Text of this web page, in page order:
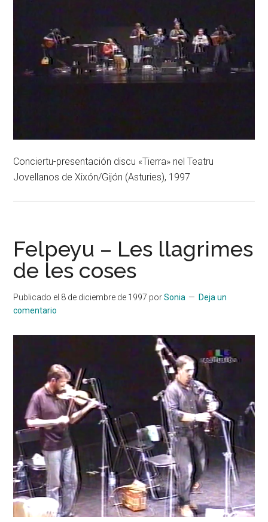
Conciertu-presentación discu «Tierra» nel Teatru
Jovellanos de Xixón/Gijón (Asturies), 1997
Felpeyu – Les llagrimes
de les coses
Publicado el 8 de diciembre de 1997 porSonia
Deja un
comentario